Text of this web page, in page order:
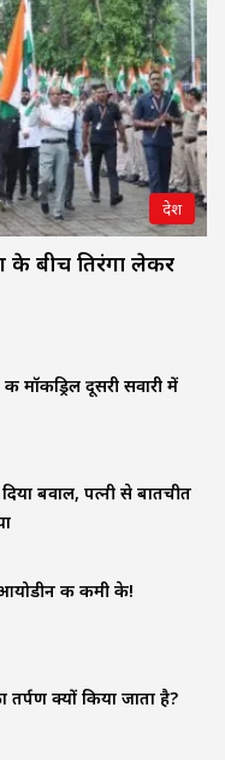
देश
के बीच तिरंगा लेकर
मॉकड्रिल दूसरी सवारी में
बवाल, पत्नी से बातचीत
की कमी के!
तर्पण क्यों किया जाता है?